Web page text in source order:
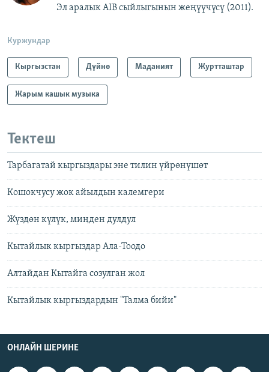
Эл аралык AIB сыйлыгынын жеңүүчүсү (2011).
Куржундар
Кыргызстан Дүйнө Маданият Журтташтар
Жарым кашык музыка
Тектеш
Тарбагатай кыргыздары эне тилин үйрөнүшөт
Кошокчусу жок айылдын калемгери
Жүздөн күлүк, миңден дулдул
Кытайлык кыргыздар Ала-Тоодо
Алтайдан Кытайга созулган жол
Кытайлык кыргыздардын "Талма бийи"
ОНЛАЙН ШЕРИНЕ